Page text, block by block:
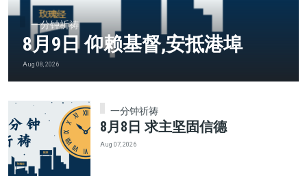
一分钟祈祷
8月9日 仰赖基督,安抵港埠
Aug 08, 2026
一分钟祈祷
8月8日 求主坚固信德
Aug 07, 2026